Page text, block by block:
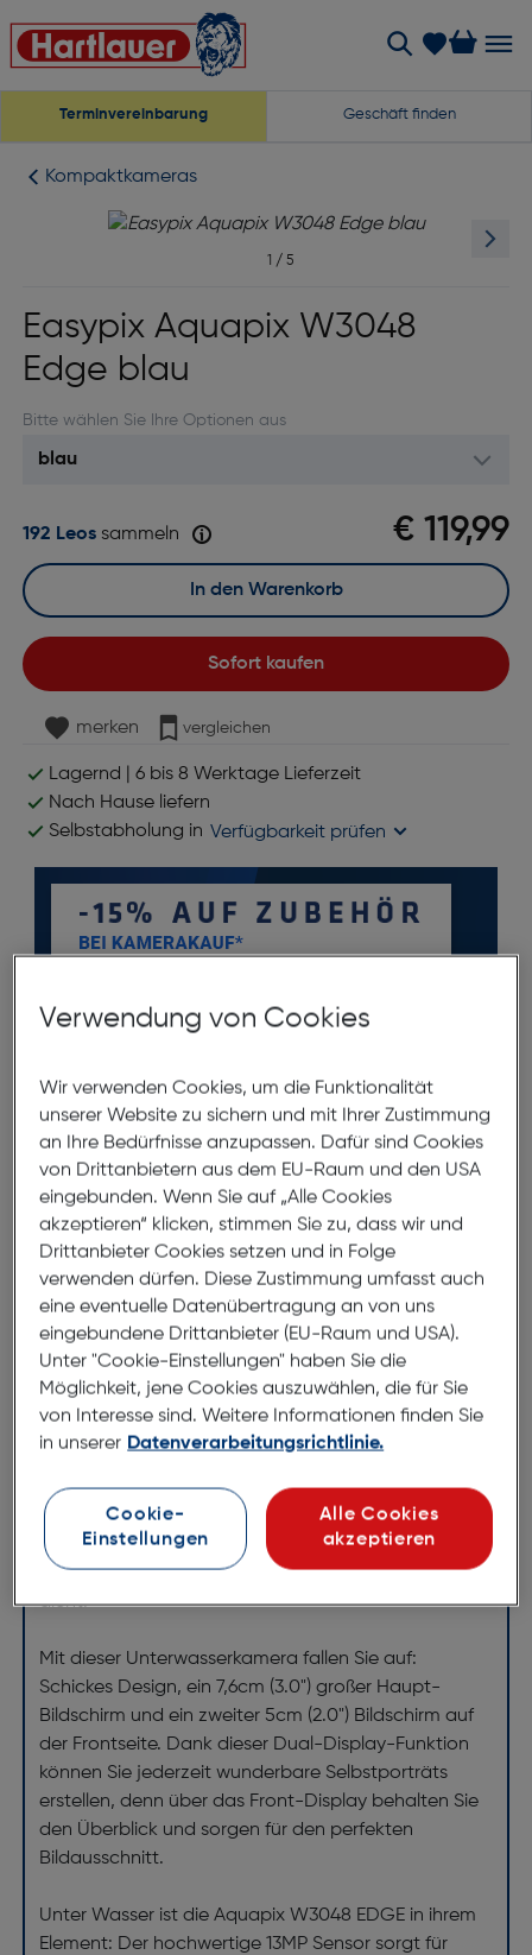
Terminvereinbarung Geschäft finden
Kompaktkameras
1 / 5
Easypix Aquapix W3048
Edge blau
Bitte wählen Sie Ihre Optionen aus
€ 119,99
192 Leossammeln
Sofort kaufen
In den Warenkorb
merken vergleichen
Lagernd | 6 bis 8 Werktage Lieferzeit
Nach Hause liefern
Selbstabholung in Verfügbarkeit prüfen
Produktbeschreibung
Easypix Aquapix W3048 Edge blau
ArtNr.: 140118031
Selfies under water - mit der
Aquapix W3048 EDGE
Unterwasserkamera mit Dual-
Display
Die W3048 EDGE ist nicht nur wasserdicht, sondern
Begleiter beim Tauchen, Schnorcheln, Surfen und im
Schwimmbad. Und das alles ohne Extra-Gehäuse,
denn die W3048 hält dank geschützt verbauter
Technik noch in drei Metern Wassertiefe komplett
dicht.
Mit dieser Unterwasserkamera fallen Sie auf:
Schickes Design, ein 7,6cm (3.0") großer Haupt-
Bildschirm und ein zweiter 5cm (2.0") Bildschirm auf
der Frontseite. Dank dieser Dual-Display-Funktion
können Sie jederzeit wunderbare Selbstporträts
erstellen, denn über das Front-Display behalten Sie
den Überblick und sorgen für den perfekten
Bildausschnitt.
Unter Wasser ist die Aquapix W3048 EDGE in ihrem
Element: Der hochwertige 13MP Sensor sorgt für
Verwendung von Cookies
Wir verwenden Cookies, um die Funktionalität
unserer Website zu sichern und mit Ihrer Zustimmung
an Ihre Bedürfnisse anzupassen. Dafür sind Cookies
von Drittanbietern aus dem EU-Raum und den USA
eingebunden. Wenn Sie auf „Alle Cookies
akzeptieren“ klicken, stimmen Sie zu, dass wir und
Drittanbieter Cookies setzen und in Folge
verwenden dürfen. Diese Zustimmung umfasst auch
eine eventuelle Datenübertragung an von uns
eingebundene Drittanbieter (EU-Raum und USA).
Unter "Cookie-Einstellungen" haben Sie die
Möglichkeit, jene Cookies auszuwählen, die für Sie
von Interesse sind. Weitere Informationen finden Sie
in unserer Datenverarbeitungsrichtlinie.
Cookie-
Einstellungen
Alle Cookies
akzeptieren